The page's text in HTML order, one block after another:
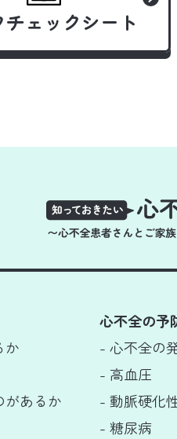
ェックシート
か
あるか
心不全の予
- 心不全の
- 高血圧
- 動脈硬化
- 糖尿病